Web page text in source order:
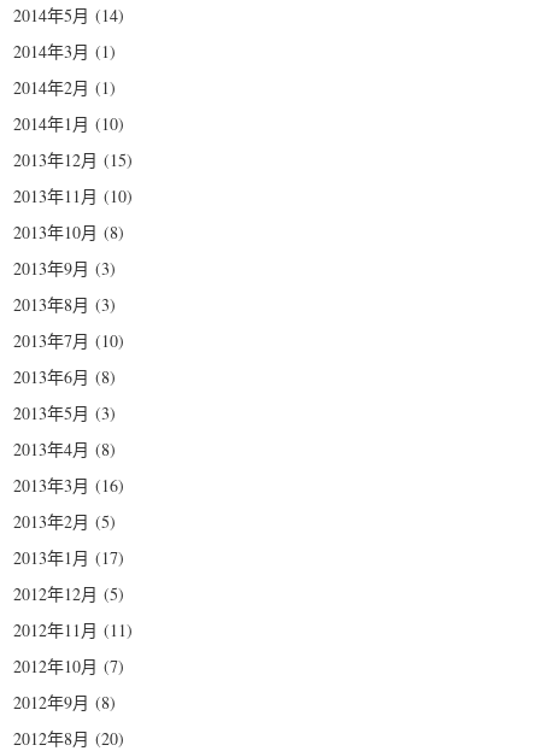
2014年5月 (14)
2014年3月 (1)
2014年2月 (1)
2014年1月 (10)
2013年12月 (15)
2013年11月 (10)
2013年10月 (8)
2013年9月 (3)
2013年8月 (3)
2013年7月 (10)
2013年6月 (8)
2013年5月 (3)
2013年4月 (8)
2013年3月 (16)
2013年2月 (5)
2013年1月 (17)
2012年12月 (5)
2012年11月 (11)
2012年10月 (7)
2012年9月 (8)
2012年8月 (20)